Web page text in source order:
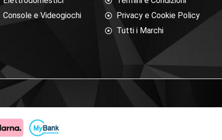
Console e Videogiochi
Privacy e Cookie Policy
Tutti i Marchi